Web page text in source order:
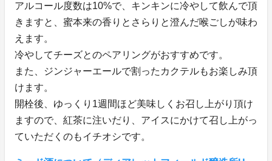
アルコール度数は10%で、キンキンに冷やして飲んで頂
きますと、蜜本来の香りとさらりと澄んだ喉ごしが味わ
えます。
冷やしてチーズとのペアリングがおすすめです。
また、ジンジャーエールで割ったカクテルもお楽しみ頂
けます。
開栓後、ゆっくり1週間ほど美味しくお召し上がり頂け
ますので、紅茶に注いだり、アイスにかけて召し上がっ
ていただくのもイチオシです。